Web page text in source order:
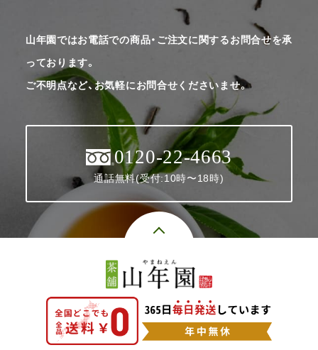
山年園ではお電話での商品・ご注文に関するお問合せを承
っております。
ご不明点など、お気軽にお問合せくださいませ。
0120-22-4663
通話無料(受付:10時〜18時)